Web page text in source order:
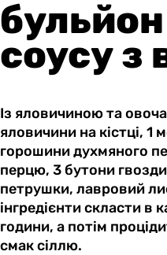
соусу з
Із яловичиною та
яловичини на кістці, 1
горошини духмяного
перцю, 3 бутони
петрушки, лавровий
інгредієнти скласти в
години, а потім
смак сіллю.